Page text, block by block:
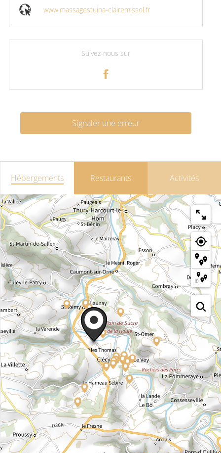
www.massagestuina-clairemissol.fr
Suivez-nous sur
Signaler une erreur
Hébergements Restaurants Activités